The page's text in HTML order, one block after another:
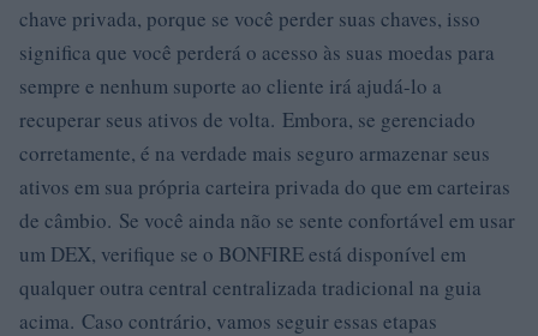
chave privada, porque se você perder suas chaves, isso
significa que você perderá o acesso às suas moedas para
sempre e nenhum suporte ao cliente irá ajudá-lo a
recuperar seus ativos de volta. Embora, se gerenciado
corretamente, é na verdade mais seguro armazenar seus
ativos em sua própria carteira privada do que em carteiras
de câmbio. Se você ainda não se sente confortável em usar
um DEX, verifique se o BONFIRE está disponível em
qualquer outra central centralizada tradicional na guia
acima. Caso contrário, vamos seguir essas etapas